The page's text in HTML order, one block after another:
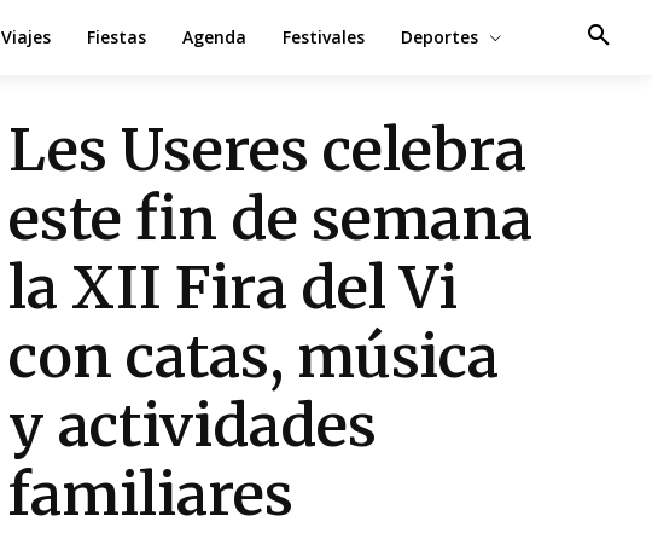
Viajes Fiestas Agenda Festivales Deportes
Les Useres celebra
este fin de semana
la XII Fira del Vi
con catas, música
y actividades
familiares